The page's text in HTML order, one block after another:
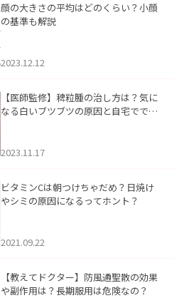
顔の大きさの平均はどのくらい？小顔
の基準も解説
2023.12.12
【医師監修】稗粒腫の治し方は？気に
なる白いブツブツの原因と自宅ででき
2023.11.17
ビタミンCは朝つけちゃだめ？日焼け
やシミの原因になるってホント？
2021.09.22
【教えてドクター】防風通聖散の効果
や副作用は？長期服用は危険なの？